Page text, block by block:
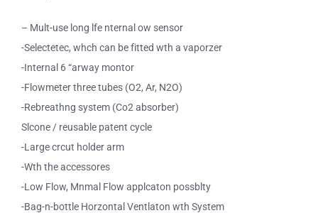
– Mult-use long lfe nternal ow sensor
-Selectetec, whch can be fitted wth a vaporzer
-Internal 6 “arway montor
-Flowmeter three tubes (O2, Ar, N2O)
-Rebreathng system (Co2 absorber)
Slcone / reusable patent cycle
-Large crcut holder arm
-Wth the accessores
-Low Flow, Mnmal Flow applcaton possblty
-Bag-n-bottle Horzontal Ventlaton wth System